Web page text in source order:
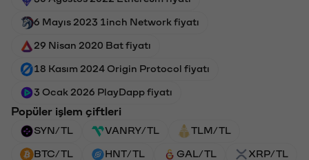
6 Mayıs 2023 1inch Network fiyatı
29 Nisan 2020 Bat fiyatı
18 Kasım 2024 Origin Protocol fiyatı
3 Ocak 2026 PlayDapp fiyatı
Popüler işlem çiftleri
SYN/TL VANRY/TL TLM/TL
BTC/TL HNT/TL GAL/TL XRP/TL